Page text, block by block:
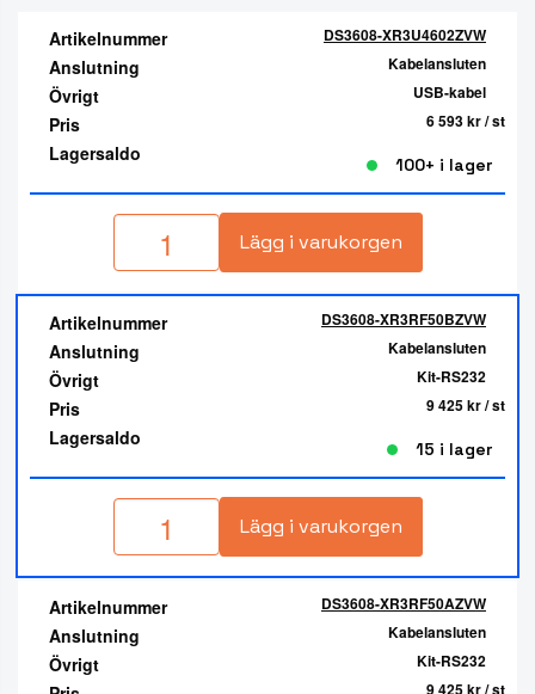
Artikelnummer DS3608-XR3U4602ZVW
Anslutning Kabelansluten
Övrigt USB-kabel
Pris 6 593 kr/ st
Lagersaldo 100+ i lager
Lägg i varukorgen
Artikelnummer DS3608-XR3RF50BZVW
Anslutning Kabelansluten
Övrigt Kit-RS232
Pris 9 425 kr/ st
Lagersaldo 15 i lager
Lägg i varukorgen
Artikelnummer DS3608-XR3RF50AZVW
Anslutning Kabelansluten
Övrigt Kit-RS232
9 425 kr/ st